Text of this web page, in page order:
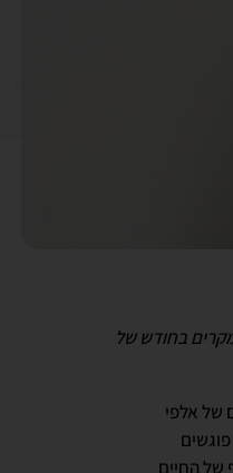
בחודש של
של אלפי
של החיים